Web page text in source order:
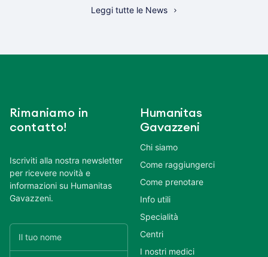
Leggi tutte le News
Rimaniamo in
contatto!
Iscriviti alla nostra newsletter
per ricevere novità e
informazioni su Humanitas
Gavazzeni.
Humanitas
Gavazzeni
Chi siamo
Come raggiungerci
Come prenotare
Info utili
Specialità
Centri
I nostri medici